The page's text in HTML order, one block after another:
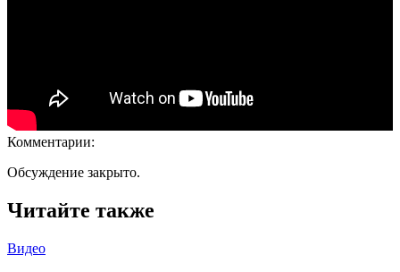
Комментарии:
Обсуждение закрыто.
Читайте также
Видео